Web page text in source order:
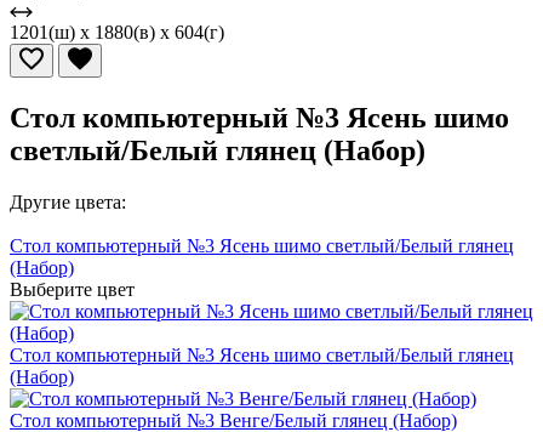
1201(ш) x 1880(в) x 604(г)
Стол компьютерный №3 Ясень шимо
светлый/Белый глянец (Набор)
Другие цвета:
Стол компьютерный №3 Ясень шимо светлый/Белый глянец
(Набор)
Выберите цвет
Стол компьютерный №3 Ясень шимо светлый/Белый глянец
(Набор)
Стол компьютерный №3 Венге/Белый глянец (Набор)